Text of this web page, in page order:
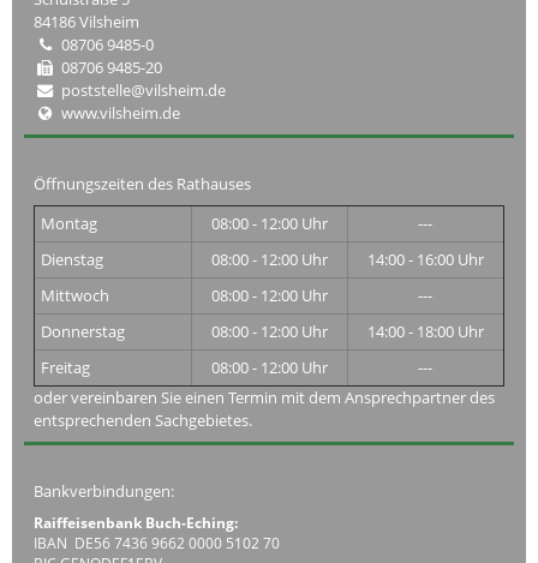
84186 Vilsheim
08706 9485-0
08706 9485-20
poststelle@vilsheim.de
www.vilsheim.de
Öffnungszeiten des Rathauses
Montag
08:00 - 12:00 Uhr
---
Dienstag
08:00 - 12:00 Uhr
14:00 - 16:00 Uhr
Mittwoch
08:00 - 12:00 Uhr
---
Donnerstag
08:00 - 12:00 Uhr
14:00 - 18:00 Uhr
Freitag
08:00 - 12:00 Uhr
---
oder vereinbaren Sie einen Termin mit dem Ansprechpartner des
entsprechenden Sachgebietes.
Bankverbindungen:
Raiffeisenbank Buch-Eching:
IBAN DE56 7436 9662 0000 5102 70